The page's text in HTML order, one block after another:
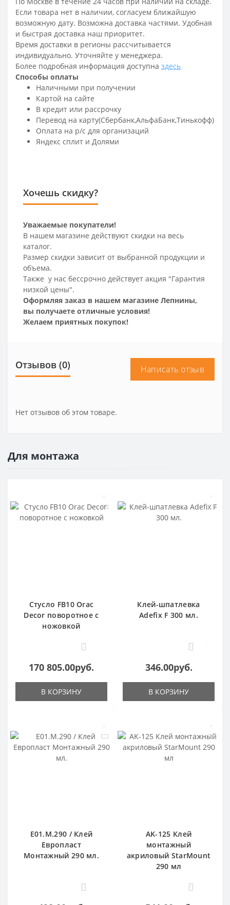
Если товара нет в наличии, согласуем ближайшую
возможную дату. Возможна доставка частями. Удобная
и быстрая доставка наш приоритет.
Время доставки в регионы рассчитывается
индивидуально. Уточняйте у менеджера.
Более подробная информация доступна здесь
Способы оплаты
Наличными при получении
Картой на сайте
В кредит или рассрочку
Перевод на карту(Сбербанк,АльфаБанк,Тинькофф)
Оплата на р/c для организаций
Яндекс сплит и Долями
Хочешь скидку?
Уважаемые покупатели!
В нашем магазине действуют скидки на весь
каталог.
Размер скидки зависит от выбранной продукции и
объема.
Также у нас бессрочно действует акция "Гарантия
низкой цены".
Оформляя заказ в нашем магазине Лепнины,
вы получаете отличные условия!
Желаем приятных покупок!
Отзывов (0) Написать отзыв
Нет отзывов об этом товаре.
Для монтажа
Стусло FB10 Orac
Decor поворотное с
ножовкой
1
170 805.00руб.
В КОРЗИНУ
Клей-шпатлевка
Adefix F 300 мл.
0
346.00руб.
В КОРЗИНУ
E01.M.290 / Клей
Европласт
Монтажный 290 мл.
0
AK-125 Клей
монтажный
акриловый StarMount
290 мл
0